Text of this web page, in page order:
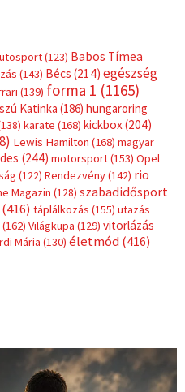
(123) Babos Tímea
(143) Bécs (214) egészség
(139) forma 1 (1165)
Katinka (186) hungaroring
karate (168) kickbox(204)
Lewis Hamilton (168) magyar
(244) motorsport(153) Opel
(122) Rendezvény(142) rio
Magazin (128) szabadidősport
(416) táplálkozás (155) utazás
(162) Világkupa (129) vitorlázás
Mária (130) életmód(416)